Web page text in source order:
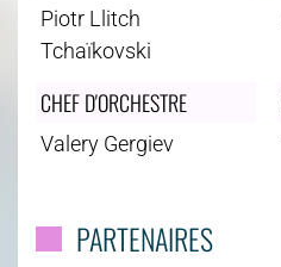
Piotr Llitch
Tchaïkovski
CHEF D'ORCHESTRE
Valery Gergiev
PARTENAIRES